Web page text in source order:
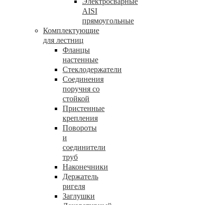
AISI
прямоугольные
Комплектующие
для лестниц
Фланцы
настенные
Стеклодержатели
Соединения
поручня со
стойкой
Пристенные
крепления
Повороты
и
соединители
труб
Наконечники
Держатель
ригеля
Заглушки